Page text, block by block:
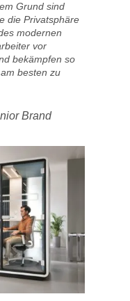
Grund sind
die Privatsphäre
modernen
vor
bekämpfen so
besten zu
Brand